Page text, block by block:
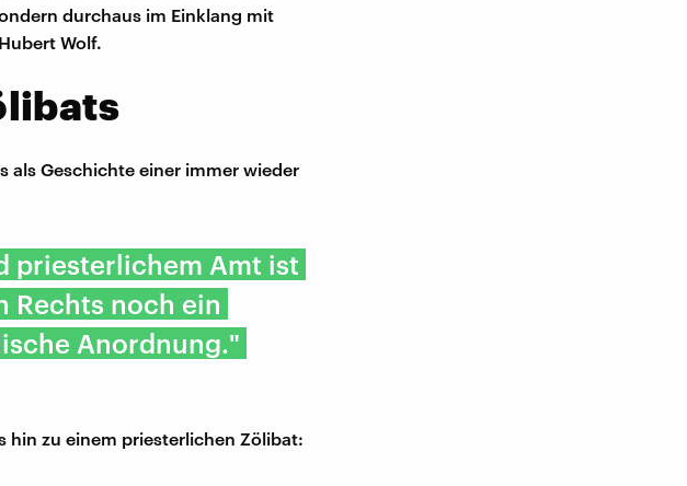
durchaus im Einklang mit
Wolf.
als Geschichte einer immer wieder
priesterlichem Amt ist
Rechts noch ein
Anordnung."
hin zu einem priesterlichen Zölibat: